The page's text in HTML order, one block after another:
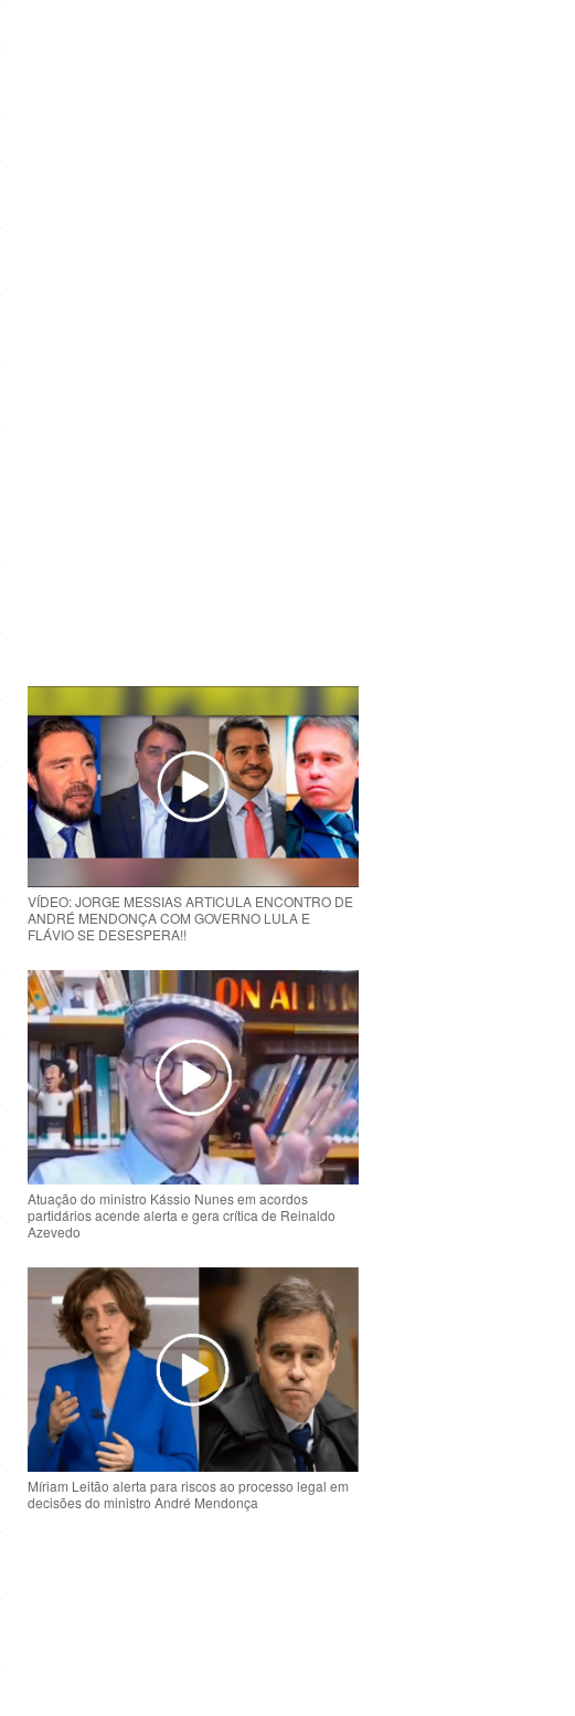
VÍDEO: JORGE MESSIAS ARTICULA ENCONTRO DE
ANDRÉ MENDONÇA COM GOVERNO LULA E
FLÁVIO SE DESESPERA!!
Atuação do ministro Kássio Nunes em acordos
partidários acende alerta e gera crítica de Reinaldo
Azevedo
Míriam Leitão alerta para riscos ao processo legal em
decisões do ministro André Mendonça